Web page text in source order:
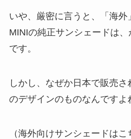
いや、厳密に言うと、「海外
MINIの純正サンシェードは
です。
しかし、なぜか日本で販売
のデザインのものなんですよ
（海外向けサンシェードは